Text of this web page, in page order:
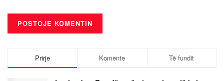
Prirje Komente Të fundit